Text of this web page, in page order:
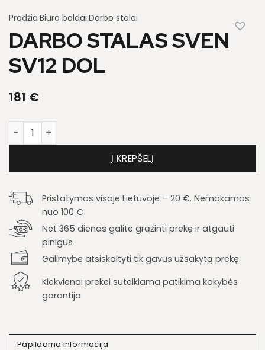
Pradžia Biuro baldai Darbo stalai
DARBO STALAS SVEN
SV12 DOL
181 €
produkto kiekis: Darbo stalas Sven SV12 Dol
Į KREPŠELĮ
Pristatymas visoje Lietuvoje – 20 €. Nemokamas
nuo 100 €
Net 365 dienas galite grąžinti prekę ir atgauti
pinigus
Galimybė atsiskaityti tik gavus užsakytą prekę
Kiekvienai prekei suteikiama patikima kokybės
garantija
Papildoma informacija